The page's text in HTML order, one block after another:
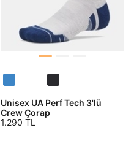
Unisex UA Perf Tech 3'lü
Crew Çorap
1.290 TL